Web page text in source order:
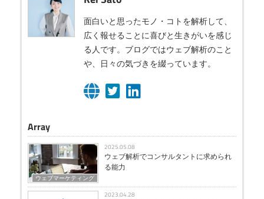
面白いと思ったモノ・コトを解析して、
広く報せることに喜びと生きがいを感じ
る人です。ブログではウェブ解析のこと
や、日々の気づきを綴っています。
Array
ウェブマーケティング
2025.05.08
ウェブ解析でコンサルタントに求められ
る能力
2023.04.28